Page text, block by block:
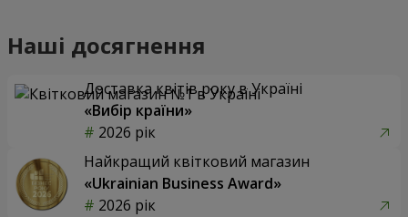
Наші досягнення
Доставка квітів року в Україні
«Вибір країни»
2026 рік
Найкращий квітковий магазин
«Ukrainian Business Award»
2026 рік